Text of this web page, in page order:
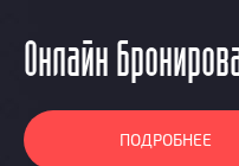
Онлайн
ПОДРОБНЕЕ